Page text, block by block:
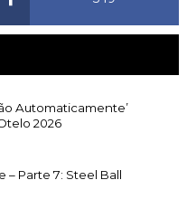
Automaticamente’
2026
– Parte 7: Steel Ball